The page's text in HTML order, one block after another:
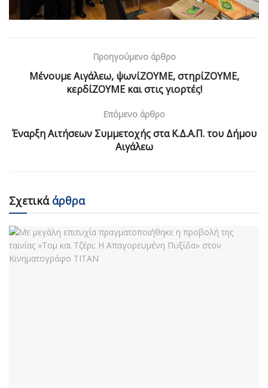
Προηγούμενο άρθρο
Μένουμε Αιγάλεω, ψωνίΖΟΥΜΕ, στηρίΖΟΥΜΕ,
κερδίΖΟΥΜΕ και στις γιορτές!
Επόμενο άρθρο
Έναρξη Αιτήσεων Συμμετοχής στα Κ.Δ.Α.Π. του Δήμου
Αιγάλεω
Σχετικάάρθρα